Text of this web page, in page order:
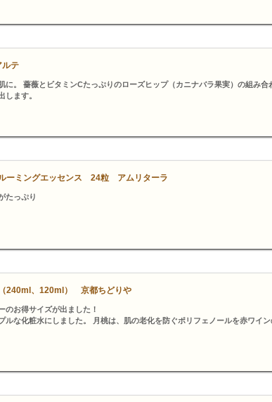
テ
に。 薔薇とビタミンCたっぷりのローズヒップ（カニナバラ果実）の組み
します。
ーミングエッセンス 24粒 アムリターラ
たっぷり
240ml、120ml） 京都ちどりや
のお得サイズが出ました！
ルな化粧水にしました。 月桃は、肌の老化を防ぐポリフェノールを赤ワイ